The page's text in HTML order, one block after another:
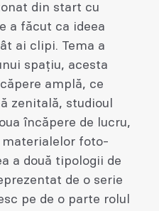
din start cu
a făcut ca ideea
ai clipi. Tema a
spațiu, acesta
amplă, ce
zenitală, studioul
încăpere de lucru,
materialelor foto-
a două tipologii de
de o serie
pe de o parte rolul